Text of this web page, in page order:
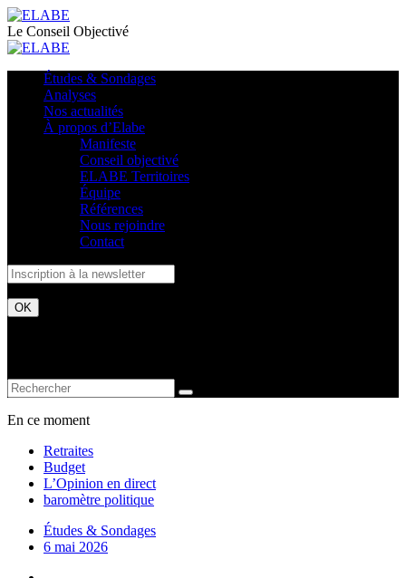
Le Conseil Objectivé
Études & Sondages
Analyses
Nos actualités
À propos d’Elabe
Manifeste
Conseil objectivé
ELABE Territoires
Équipe
Références
Nous rejoindre
Contact
En ce moment
Retraites
Budget
L’Opinion en direct
baromètre politique
Études & Sondages
6 mai 2026